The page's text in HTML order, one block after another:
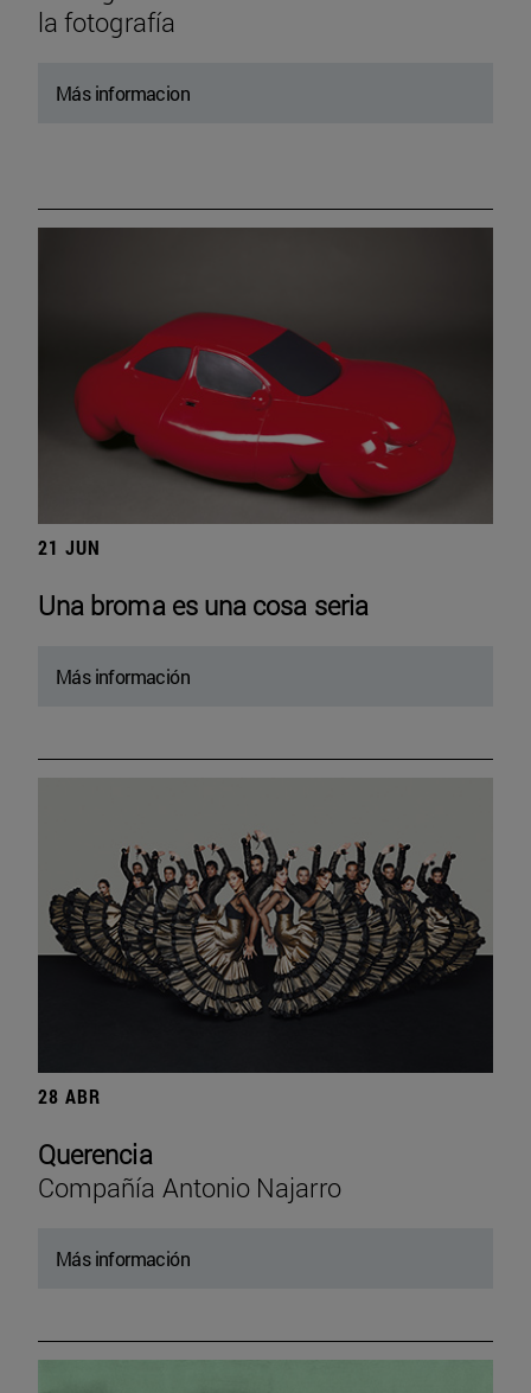
la fotografía
Más informacion
21 JUN
Una broma es una cosa seria
Más información
28 ABR
Querencia
Compañía Antonio Najarro
Más información